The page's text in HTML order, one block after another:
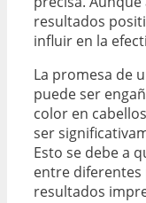
resultados
influir en la
La promesa de
puede ser
color en
ser
Esto se debe a
entre
resultados